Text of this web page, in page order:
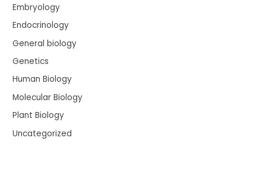
Embryology
Endocrinology
General biology
Genetics
Human Biology
Molecular Biology
Plant Biology
Uncategorized